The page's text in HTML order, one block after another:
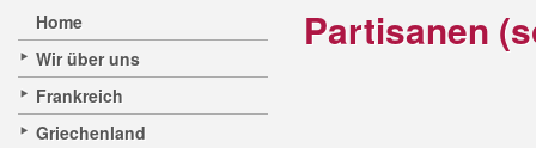
Home
Wir über uns
Frankreich
Griechenland
Partisanen